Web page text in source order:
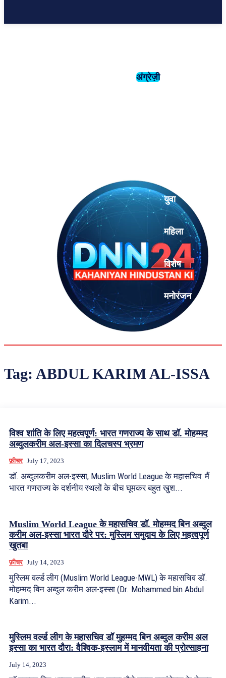
अंग्रेज़ी
युवा
महिला
विशेष
मनोरंजन
Tag: ABDUL KARIM AL-ISSA
विश्व शांति के लिए महत्वपूर्ण: भारत गणराज्य के साथ डॉ. मोहम्मद
अब्दुलकरीम अल-इस्सा का दिलचस्प भ्रमण
फ़ीचर July 17, 2023
डॉ. अब्दुलकरीम अल-इस्सा, Muslim World League के महासचिव: मैं
भारत गणराज्य के दर्शनीय स्थलों के बीच घूमकर बहुत खुश...
Muslim World League के महासचिव डॉ. मोहम्मद बिन अब्दुल
करीम अल-इस्सा भारत दौरे पर: मुस्लिम समुदाय के लिए महत्वपूर्ण
खुतबा
फ़ीचर July 14, 2023
मुस्लिम वर्ल्ड लीग (Muslim World League-MWL) के महासचिव डॉ.
मोहम्मद बिन अब्दुल करीम अल-इस्सा (Dr. Mohammed bin Abdul
Karim...
मुस्लिम वर्ल्ड लीग के महासचिव डॉ मुहम्मद बिन अब्दुल करीम अल
इस्सा का भारत दौरा: वैश्विक-इस्लाम में मानवीयता की प्रोत्साहना
July 14, 2023